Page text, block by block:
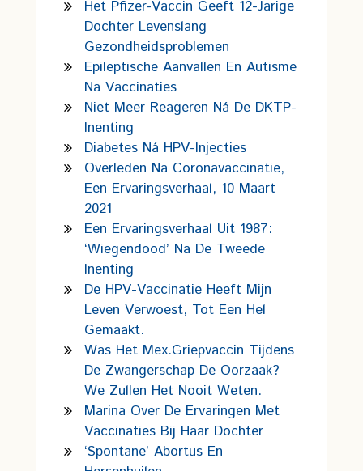
Het Pfizer-Vaccin Geeft 12-Jarige
Dochter Levenslang
Gezondheidsproblemen
Epileptische Aanvallen En Autisme
Na Vaccinaties
Niet Meer Reageren Ná De DKTP-
Inenting
Diabetes Ná HPV-Injecties
Overleden Na Coronavaccinatie,
Een Ervaringsverhaal, 10 Maart
2021
Een Ervaringsverhaal Uit 1987:
‘wiegendood’ Na De Tweede
Inenting
De HPV-Vaccinatie Heeft Mijn
Leven Verwoest, Tot Een Hel
Gemaakt.
Was Het Mex.griepvaccin Tijdens
De Zwangerschap De Oorzaak?
We Zullen Het Nooit Weten.
Marina Over De Ervaringen Met
Vaccinaties Bij Haar Dochter
‘Spontane’ Abortus En